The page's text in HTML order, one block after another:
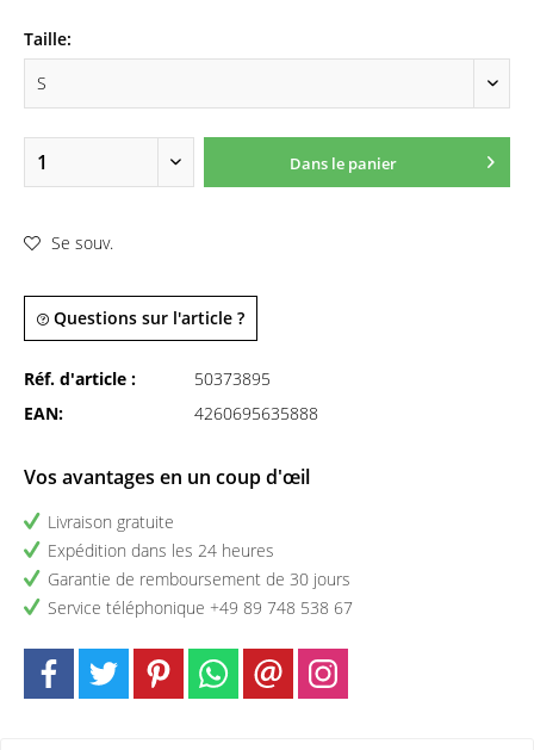
Taille:
Dans le panier
Se souv.
Questions sur l'article ?
Réf. d'article :
50373895
EAN:
4260695635888
Vos avantages en un coup d'œil
Livraison gratuite
Expédition dans les 24 heures
Garantie de remboursement de 30 jours
Service téléphonique +49 89 748 538 67